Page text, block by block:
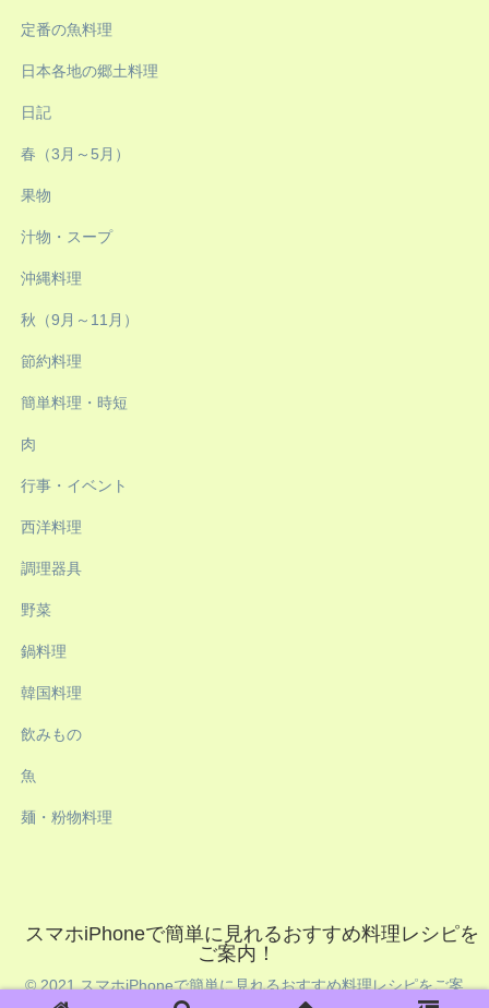
定番の魚料理
日本各地の郷土料理
日記
春（3月～5月）
果物
汁物・スープ
沖縄料理
秋（9月～11月）
節約料理
簡単料理・時短
肉
行事・イベント
西洋料理
調理器具
野菜
鍋料理
韓国料理
飲みもの
魚
麺・粉物料理
スマホiPhoneで簡単に見れるおすすめ料理レシピを
ご案内！
© 2021 スマホiPhoneで簡単に見れるおすすめ料理レシピをご案